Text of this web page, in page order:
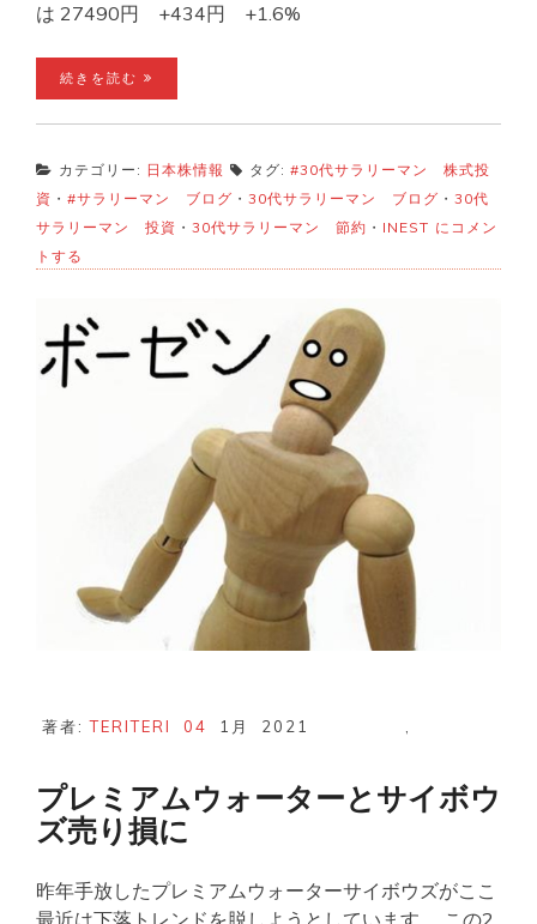
は 27490円 +434円 +1.6%
続きを読む
カテゴリー: 日本株情報 タグ: #30代サラリーマン 株式投
資 ・ #サラリーマン ブログ ・ 30代サラリーマン ブログ ・ 30代
サラリーマン 投資 ・ 30代サラリーマン 節約 ・ INEST 1
にコメン
トする
著者:TERITERI 04 1月 ,
2021
プレミアムウォーターとサイボウ
ズ売り損に
昨年手放したプレミアムウォーターサイボウズがここ